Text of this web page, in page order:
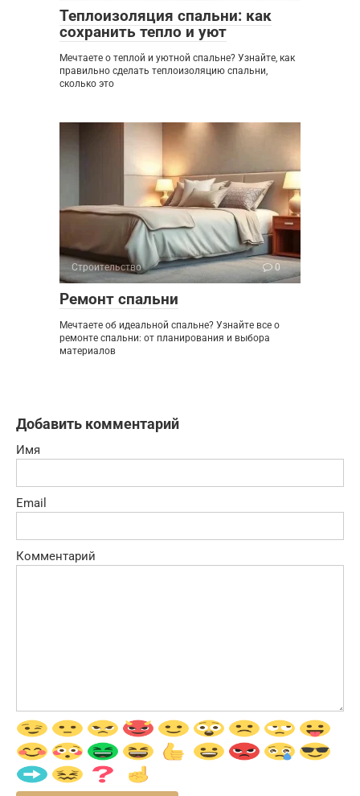
Теплоизоляция спальни: как
сохранить тепло и уют
Мечтаете о теплой и уютной спальне? Узнайте, как
правильно сделать теплоизоляцию спальни,
сколько это
Строительство 0
Ремонт спальни
Мечтаете об идеальной спальне? Узнайте все о
ремонте спальни: от планирования и выбора
материалов
Добавить комментарий
Имя
Email
Комментарий